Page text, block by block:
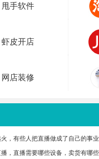
甩手软件
虾皮开店
网店装修
，有些人把直播做成了自己的事
，直播需要哪些设备，卖货有哪